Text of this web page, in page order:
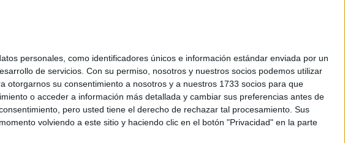
personales, como identificadores únicos e información estándar enviada por un
de servicios. Con su permiso, nosotros y nuestros socios podemos utilizar
otorgarnos su consentimiento a nosotros y a nuestros 1733 socios para que
o acceder a información más detallada y cambiar sus preferencias antes de
pero usted tiene el derecho de rechazar tal procesamiento. Sus
volviendo a este sitio y haciendo clic en el botón "Privacidad" en la parte
|Política de cookies
[ESPAÑA] - Tel. +34 91 593 2767